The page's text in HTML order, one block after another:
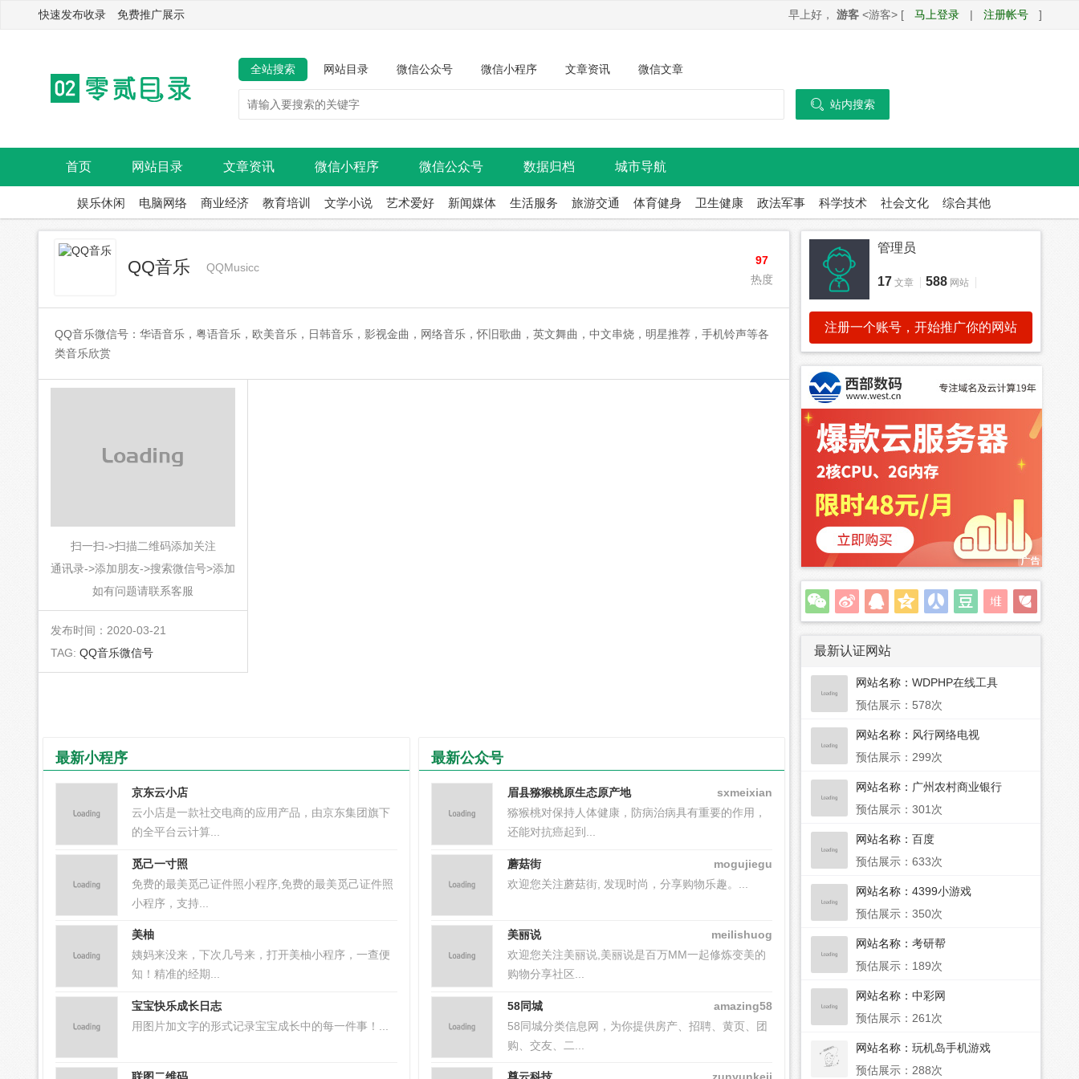
快速发布收录 免费推广展示 早上好， 游客 <游客> [ 马上登录 | 注册帐号 ]
全站搜索 网站目录 微信公众号 微信小程序 文章资讯 微信文章
 站内搜索
首页 网站目录 文章资讯 微信小程序 微信公众号 数据归档 城市导航
娱乐休闲 电脑网络 商业经济 教育培训 文学小说 艺术爱好 新闻媒体 生活服务 旅游交通 体育健身 卫生健康 政法军事 科学技术 社会文化 综合其他
QQ音乐 QQMusicc
97
热度
QQ音乐微信号：华语音乐，粤语音乐，欧美音乐，日韩音乐，影视金曲，网络音乐，怀旧歌曲，英文舞曲，中文串烧，明星推荐，手机铃声等各
类音乐欣赏
扫一扫->扫描二维码添加关注
通讯录->添加朋友->搜索微信号>添加
如有问题请联系客服
发布时间：2020-03-21
TAG: QQ音乐微信号
最新小程序
京东云小店
云小店是一款社交电商的应用产品，由京东集团旗下
的全平台云计算...
觅己一寸照
免费的最美觅己证件照小程序,免费的最美觅己证件照
小程序，支持...
美柚
姨妈来没来，下次几号来，打开美柚小程序，一查便
知！精准的经期...
宝宝快乐成长日志
用图片加文字的形式记录宝宝成长中的每一件事！...
最新公众号
眉县猕猴桃原生态原产地
sxmeixian
mht
猕猴桃对保持人体健康，防病治病具有重要的作用，
还能对抗癌起到...
蘑菇街
mogujiegu
欢迎您关注蘑菇街, 发现时尚，分享购物乐趣。...
美丽说
meilishuog
uanfang
欢迎您关注美丽说,美丽说是百万MM一起修炼变美的
购物分享社区...
58同城
amazing58
58同城分类信息网，为你提供房产、招聘、黄页、团
购、交友、二...
管理员
17 文章 588 网站
注册一个账号，开始推广你的网站
最新认证网站
网站名称： WDPHP在线工具
预估展示：578次
网站名称： 风行网络电视
预估展示：299次
网站名称： 广州农村商业银行
预估展示：301次
网站名称： 百度
预估展示：633次
网站名称： 4399小游戏
预估展示：350次
网站名称： 考研帮
预估展示：189次
网站名称： 中彩网
预估展示：261次
网站名称： 玩机岛手机游戏
预估展示：288次